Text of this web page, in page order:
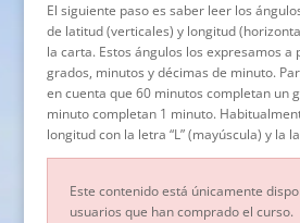
El siguiente paso es saber leer los
de latitud (verticales) y longitud
la carta. Estos ángulos los expresamos a
grados, minutos y décimas de minuto.
en cuenta que 60 minutos completan un
minuto completan 1 minuto.
longitud con la letra “L” (mayúscula) y la
Este contenido está únicamente
usuarios que han comprado el curso.